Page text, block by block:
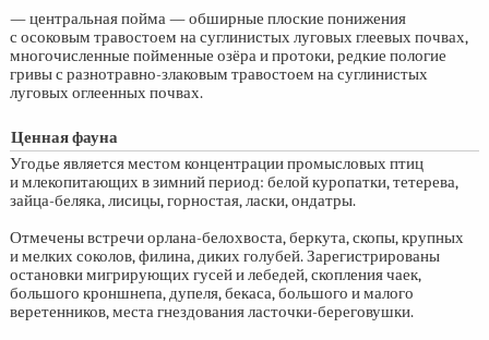
— центральная пойма — обширные плоские понижения
с осоковым травостоем на суглинистых луговых глеевых почвах,
многочисленные пойменные озёра и протоки, редкие пологие
гривы с разнотравно-злаковым травостоем на суглинистых
луговых оглеенных почвах.
Ценная фауна
Угодье является местом концентрации промысловых птиц
и млекопитающих в зимний период: белой куропатки, тетерева,
зайца-беляка, лисицы, горностая, ласки, ондатры.
Отмечены встречи орлана-белохвоста, беркута, скопы, крупных
и мелких соколов, филина, диких голубей. Зарегистрированы
остановки мигрирующих гусей и лебедей, скопления чаек,
большого кроншнепа, дупеля, бекаса, большого и малого
веретенников, места гнездования ласточки-береговушки.